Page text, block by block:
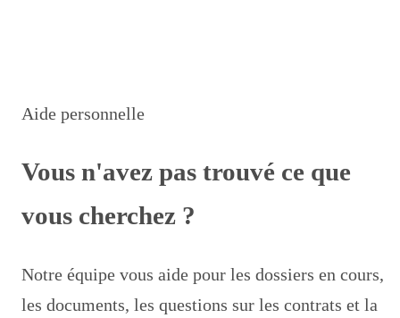
Aide personnelle
Vous n'avez pas trouvé ce que
vous cherchez ?
Notre équipe vous aide pour les dossiers en cours,
les documents, les questions sur les contrats et la